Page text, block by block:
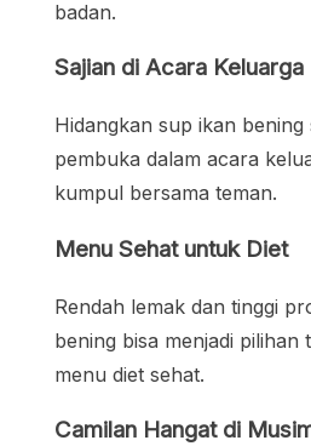
badan.
Sajian di Acara Keluarga
Hidangkan sup ikan bening
pembuka dalam acara
kumpul bersama teman.
Menu Sehat untuk Diet
Rendah lemak dan tinggi
bening bisa menjadi pilihan
menu diet sehat.
Camilan Hangat di